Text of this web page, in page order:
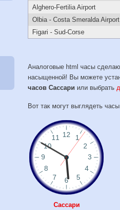
Alghero-Fertilia Airport
Olbia - Costa Smeralda Airport
Figari - Sud-Corse
Аналоговые html часы
насыщенной! Вы можете
часов Сассари или выбрать
Вот так могут выглядеть
Сассари